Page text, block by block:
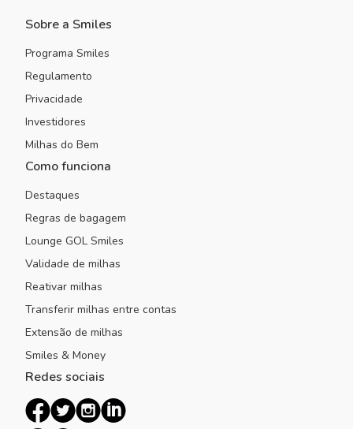
Sobre a Smiles
Programa Smiles
Regulamento
Privacidade
Investidores
Milhas do Bem
Como funciona
Destaques
Regras de bagagem
Lounge GOL Smiles
Validade de milhas
Reativar milhas
Transferir milhas entre contas
Extensão de milhas
Smiles & Money
Redes sociais